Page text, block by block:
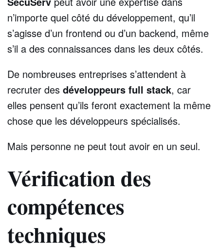
n’importe quel côté du développement, qu’il
s’agisse d’un frontend ou d’un backend, même
s’il a des connaissances dans les deux côtés.
De nombreuses entreprises s’attendent à
recruter des développeurs full stack, car
elles pensent qu’ils feront exactement la même
chose que les développeurs spécialisés.
Mais personne ne peut tout avoir en un seul.
Vérification des
compétences
techniques